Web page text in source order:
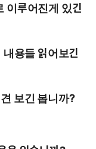
이루어진게 있긴
용들 읽어보긴
보긴 봅니까?